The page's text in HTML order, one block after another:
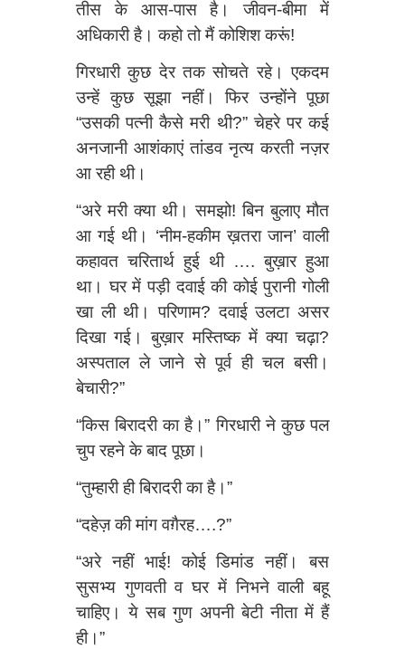
तीस के आस-पास है। जीवन-बीमा में
अधिकारी है। कहो तो मैं कोशिश करूं!
गिरधारी कुछ देर तक सोचते रहे। एकदम
उन्हें कुछ सूझा नहीं। फिर उन्होंने पूछा
“उसकी पत्‍नी कैसे मरी थी?” चेहरे पर कई
अनजानी आशंकाएं तांडव नृत्य करती नज़र
आ रही थी।
“अरे मरी क्या थी। समझो! बिन बुलाए मौत
आ गई थी। ‘नीम-हकीम ख़तरा जान’ वाली
कहावत चरितार्थ हुई थी …. बुख़ार हुआ
था। घर में पड़ी दवाई की कोई पुरानी गोली
खा ली थी। परिणाम? दवाई उलटा असर
दिखा गई। बुख़ार मस्तिष्क में क्या चढ़ा?
अस्पताल ले जाने से पूर्व ही चल बसी।
बेचारी?”
“किस बिरादरी का है।” गिरधारी ने कुछ पल
चुप रहने के बाद पूछा।
“तुम्हारी ही बिरादरी का है।”
“दहेज़ की मांग वग़ैरह….?”
“अरे नहीं भाई! कोई डिमांड नहीं। बस
सुसभ्य गुणवती व घर में निभने वाली बहू
चाहिए। ये सब गुण अपनी बेटी नीता में हैं
ही।”